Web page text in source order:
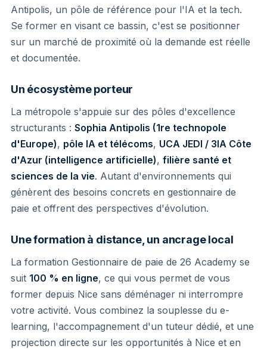
Antipolis, un pôle de référence pour l'IA et la tech.
Se former en visant ce bassin, c'est se positionner
sur un marché de proximité où la demande est réelle
et documentée.
Un écosystème porteur
La métropole s'appuie sur des pôles d'excellence
structurants : Sophia Antipolis (1re technopole
d'Europe), pôle IA et télécoms, UCA JEDI / 3IA Côte
d'Azur (intelligence artificielle), filière santé et
sciences de la vie. Autant d'environnements qui
génèrent des besoins concrets en gestionnaire de
paie et offrent des perspectives d'évolution.
Une formation à distance, un ancrage local
La formation Gestionnaire de paie de 26 Academy se
suit 100 % en ligne, ce qui vous permet de vous
former depuis Nice sans déménager ni interrompre
votre activité. Vous combinez la souplesse du e-
learning, l'accompagnement d'un tuteur dédié, et une
projection directe sur les opportunités à Nice et en